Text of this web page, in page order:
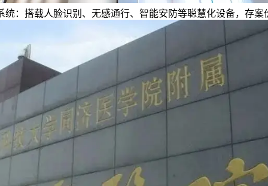
统：搭载人脸识别、无感通行、智能安防等聪慧化设备，存案